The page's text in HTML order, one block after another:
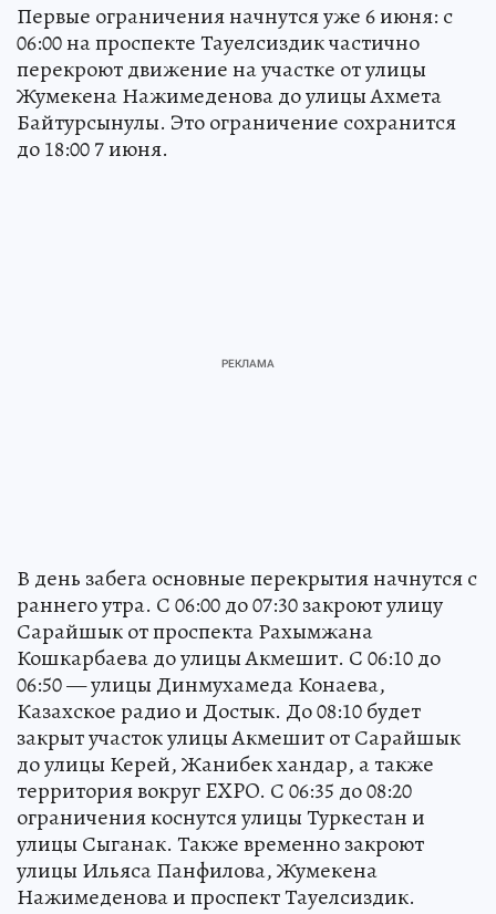
Первые ограничения начнутся уже 6 июня: с
06:00 на проспекте Тауелсиздик частично
перекроют движение на участке от улицы
Жумекена Нажимеденова до улицы Ахмета
Байтурсынулы. Это ограничение сохранится
до 18:00 7 июня.
В день забега основные перекрытия начнутся с
раннего утра. С 06:00 до 07:30 закроют улицу
Сарайшык от проспекта Рахымжана
Кошкарбаева до улицы Акмешит. С 06:10 до
06:50 — улицы Динмухамеда Конаева,
Казахское радио и Достык. До 08:10 будет
закрыт участок улицы Акмешит от Сарайшык
до улицы Керей, Жанибек хандар, а также
территория вокруг EXPO. С 06:35 до 08:20
ограничения коснутся улицы Туркестан и
улицы Сыганак. Также временно закроют
улицы Ильяса Панфилова, Жумекена
Нажимеденова и проспект Тауелсиздик.